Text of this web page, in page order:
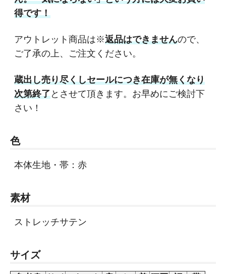
得です！
アウトレット商品は※返品はできませんので、
ご了承の上、ご注文ください。
蔵出し売り尽くしセールにつき在庫が無くなり
次第終了とさせて頂きます。お早めにご検討下
さい！
色
本体生地・帯：赤
素材
ストレッチサテン
サイズ